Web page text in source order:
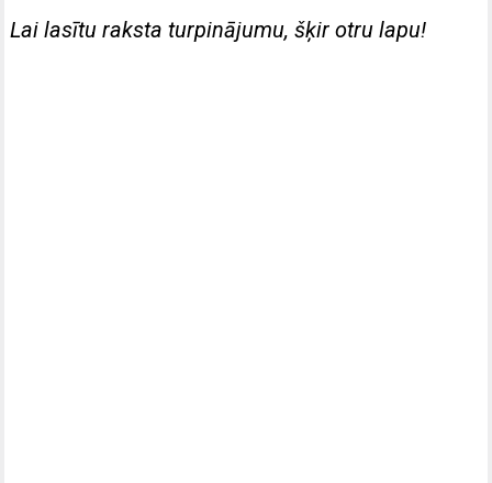
Lai lasītu raksta turpinājumu, šķir otru lapu!